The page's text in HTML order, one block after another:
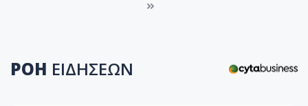
ΡΟΗ ΕΙΔΗΣΕΩΝ